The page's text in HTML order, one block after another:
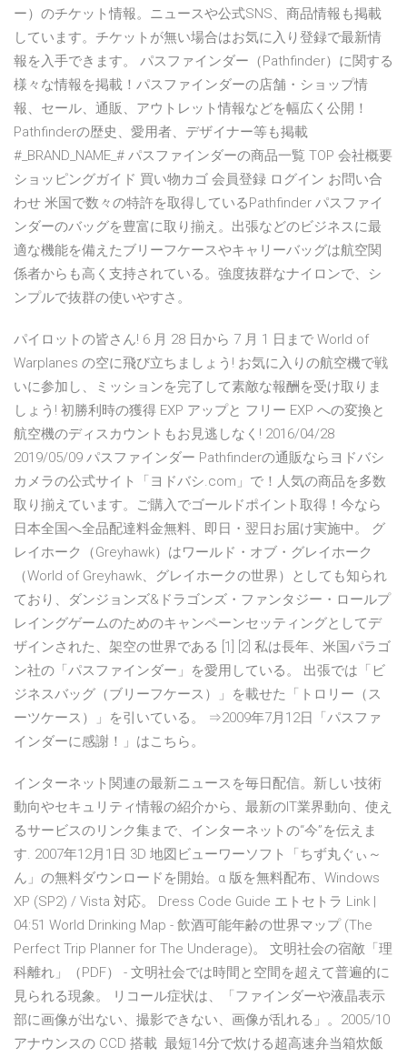
ー）のチケット情報。ニュースや公式SNS、商品情報も掲載
しています。チケットが無い場合はお気に入り登録で最新情
報を入手できます。 パスファインダー（Pathfinder）に関する
様々な情報を掲載！パスファインダーの店舗・ショップ情
報、セール、通販、アウトレット情報などを幅広く公開！
Pathfinderの歴史、愛用者、デザイナー等も掲載
#_BRAND_NAME_# パスファインダーの商品一覧 TOP 会社概要
ショッピングガイド 買い物カゴ 会員登録 ログイン お問い合
わせ 米国で数々の特許を取得しているPathfinder パスファイ
ンダーのバッグを豊富に取り揃え。出張などのビジネスに最
適な機能を備えたブリーフケースやキャリーバッグは航空関
係者からも高く支持されている。強度抜群なナイロンで、シ
ンプルで抜群の使いやすさ。
パイロットの皆さん! 6 月 28 日から 7 月 1 日まで World of
Warplanes の空に飛び立ちましょう! お気に入りの航空機で戦
いに参加し、ミッションを完了して素敵な報酬を受け取りま
しょう! 初勝利時の獲得 EXP アップと フリー EXP への変換と
航空機のディスカウントもお見逃しなく! 2016/04/28
2019/05/09 パスファインダー Pathfinderの通販ならヨドバシ
カメラの公式サイト「ヨドバシ.com」で！人気の商品を多数
取り揃えています。ご購入でゴールドポイント取得！今なら
日本全国へ全品配達料金無料、即日・翌日お届け実施中。 グ
レイホーク（Greyhawk）はワールド・オブ・グレイホーク
（World of Greyhawk、グレイホークの世界）としても知られ
ており、ダンジョンズ&ドラゴンズ・ファンタジー・ロールプ
レイングゲームのためのキャンペーンセッティングとしてデ
ザインされた、架空の世界である [1] [2] 私は長年、米国パラゴ
ン社の「パスファインダー」を愛用している。 出張では「ビ
ジネスバッグ（ブリーフケース）」を載せた「トロリー（ス
ーツケース）」を引いている。 ⇒2009年7月12日「パスファ
インダーに感謝！」はこちら。
インターネット関連の最新ニュースを毎日配信。新しい技術
動向やセキュリティ情報の紹介から、最新のIT業界動向、使え
るサービスのリンク集まで、インターネットの“今”を伝えま
す. 2007年12月1日 3D 地図ビューワーソフト「ちず丸ぐぃ～
ん」の無料ダウンロードを開始。α 版を無料配布、Windows
XP (SP2) / Vista 対応。 Dress Code Guide エトセトラ Link |
04:51 World Drinking Map - 飲酒可能年齢の世界マップ (The
Perfect Trip Planner for The Underage)。 文明社会の宿敵「理
科離れ」（PDF） - 文明社会では時間と空間を超えて普遍的に
見られる現象。 リコール症状は、「ファインダーや液晶表示
部に画像が出ない、撮影できない、画像が乱れる」。2005/10
アナウンスの CCD 搭載 最短14分で炊ける超高速弁当箱炊飯